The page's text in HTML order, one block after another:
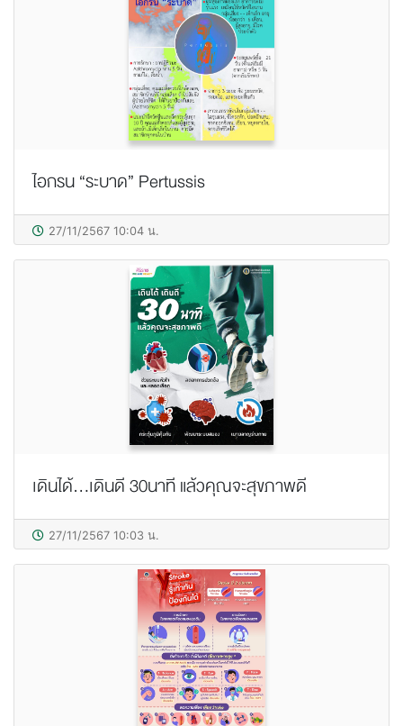
ไอกรน “ระบาด” Pertussis
27/11/2567 10:04 น.
เดินได้...เดินดี 30นาที แล้วคุณจะสุขภาพดี
27/11/2567 10:03 น.